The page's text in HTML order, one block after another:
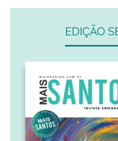
EDIÇÃO